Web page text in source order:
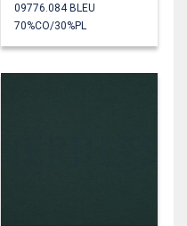
09776.084 BLEU
70%CO/30%PL